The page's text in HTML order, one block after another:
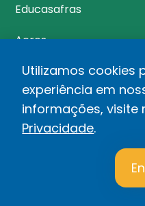
Educasafras
Acres
Relatório de
Política
Desenvolvido
Utilizamos cookies
experiência em
informações, visite
Privacidade.